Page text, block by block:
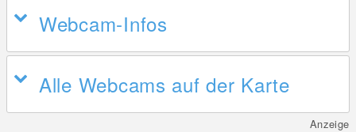
Webcam-Infos
Alle Webcams auf der Karte
Anzeige